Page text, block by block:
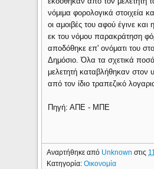
νόμιμα φορολογικά στοιχεία
οι αμοιβές του αφού έγινε
εκ του νόμου παρακράτηση
αποδόθηκε επ' ονόματι του
Δημόσιο. Όλα τα σχετικά
μελετητή καταβλήθηκαν στον
από τον ίδιο τραπεζικό
Πηγή: ΑΠΕ - ΜΠΕ
Αναρτήθηκε από Unknownστις
Κατηγορία:Οικονομία